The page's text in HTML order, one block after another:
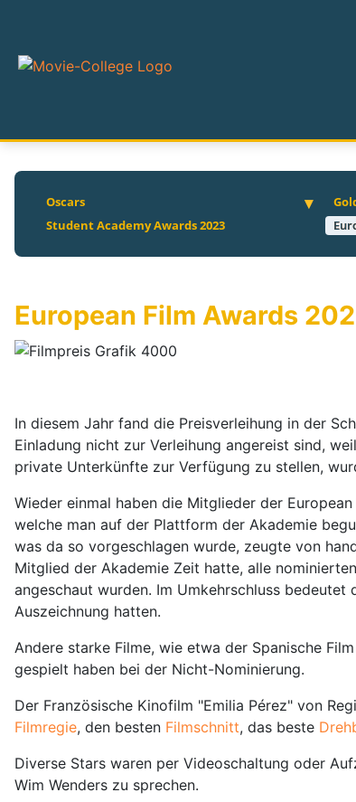
Oscars
Student Academy Awards 2023
European Film Awards
In diesem Jahr fand die Preisverleihung in der
Einladung nicht zur Verleihung angereist sind,
private Unterkünfte zur Verfügung zu stellen,
Wieder einmal haben die Mitglieder der
welche man auf der Plattform der Akademie
was da so vorgeschlagen wurde, zeugte von
Mitglied der Akademie Zeit hatte, alle
angeschaut wurden. Im Umkehrschluss
Auszeichnung hatten.
Andere starke Filme, wie etwa der Spanische
gespielt haben bei der Nicht-Nominierung.
Der Französische Kinofilm "Emilia Pérez" von
Filmregie, den besten Filmschnitt, das beste
Diverse Stars waren per Videoschaltung oder
Wim Wenders zu sprechen.